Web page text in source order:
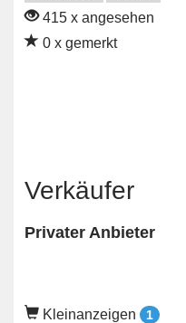
415 x angesehen
0 x gemerkt
Verkäufer
Privater Anbieter
Kleinanzeigen 1